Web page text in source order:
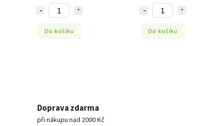
Do košíku Do košíku
Doprava zdarma
při nákupu nad 2000 Kč